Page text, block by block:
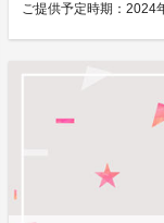
ご提供予定時期： 2024